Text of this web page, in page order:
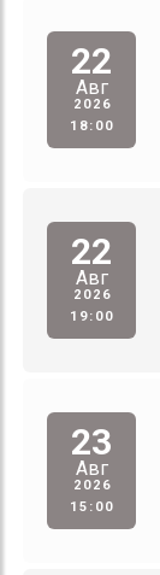
22
Авг
2026
18:00
22
Авг
2026
19:00
23
Авг
2026
15:00